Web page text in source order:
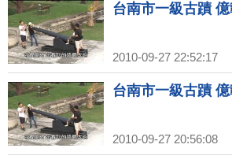
台南市一級古蹟
2010-09-27 22:52:17
台南市一級古蹟
2010-09-27 20:56:08